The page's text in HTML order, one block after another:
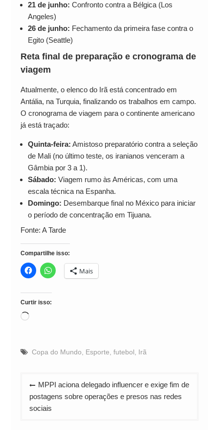
21 de junho: Confronto contra a Bélgica (Los
Angeles)
26 de junho: Fechamento da primeira fase contra o
Egito (Seattle)
Reta final de preparação e cronograma de
viagem
Atualmente, o elenco do Irã está concentrado em
Antália, na Turquia, finalizando os trabalhos em campo.
O cronograma de viagem para o continente americano
já está traçado:
Quinta-feira: Amistoso preparatório contra a seleção
de Mali (no último teste, os iranianos venceram a
Gâmbia por 3 a 1).
Sábado: Viagem rumo às Américas, com uma
escala técnica na Espanha.
Domingo: Desembarque final no México para iniciar
o período de concentração em Tijuana.
Fonte: A Tarde
Compartilhe isso:
Mais
Curtir isso:
Carregando...
Copa do Mundo Esporte futebol Irã
Navegação
de
Post
MPPI aciona delegado influencer e exige fim de
postagens sobre operações e presos nas redes
sociais